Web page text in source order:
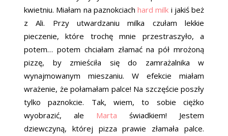
kwietniu. Miałam na paznokciach hard milk i jakiś beż
z Ali. Przy utwardzaniu milka czułam lekkie
pieczenie, które trochę mnie przestraszyło, a
potem… potem chciałam złamać na pół mrożoną
pizzę, by zmieściła się do zamrażalnika w
wynajmowanym mieszaniu. W efekcie miałam
wrażenie, że połamałam palce! Na szczęście poszły
tylko paznokcie. Tak, wiem, to sobie ciężko
wyobrazić, ale Marta świadkiem! Jestem
dziewczyną, której pizza prawie złamała palce.